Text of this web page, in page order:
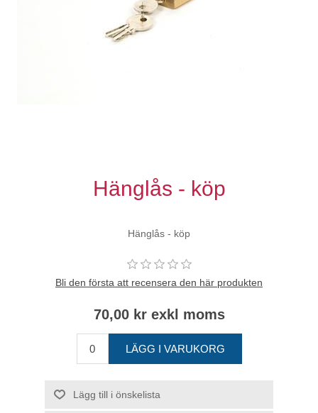
Hänglås - köp
Hänglås - köp
Bli den första att recensera den här produkten
70,00 kr exkl moms